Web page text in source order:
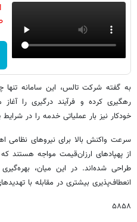
به گفته شرکت تالس، این سامانه تنها
رهگیری کرده و فرآیند درگیری را
خودکار نیز بار عملیاتی خدمه را در
سرعت واکنش بالا برای نیروهای نظامی
از پهپادهای ارزان‌قیمت مواجه هستند
طراحی شده‌اند. در این میان،
انعطاف‌پذیری بیشتری در مقابله با
۵۸۵۸